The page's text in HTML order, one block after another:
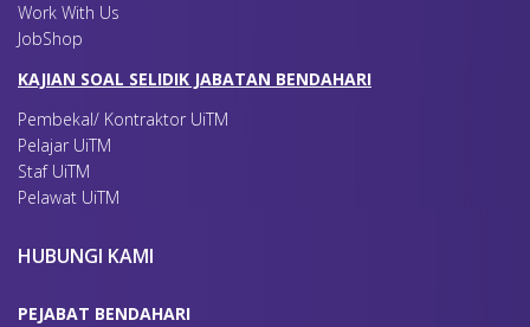
Work With Us
JobShop
KAJIAN SOAL SELIDIK JABATAN BENDAHARI
Pembekal/ Kontraktor UiTM
Pelajar UiTM
Staf UiTM
Pelawat UiTM
HUBUNGI KAMI
PEJABAT BENDAHARI